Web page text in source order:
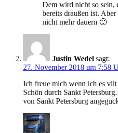
Dem wird nicht so sein,
bereits draußen ist.
nicht mehr dauern 🙂
Justin Wedel sagt:
27. November 2018 um 7:58
Ich freue mich wenn ich es
Schön durch Sankt
von Sankt Petersburg